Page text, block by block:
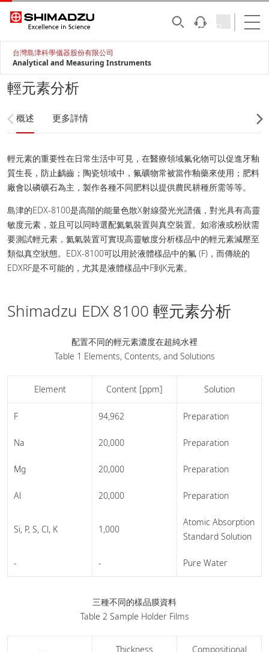
台灣島津科學儀器股份有限公司
Analytical and Measuring Instruments
輕元素分析
概述 更多詳情
輕元素的重要性在日常生活中可見，在醫療領域氟化物可以促進牙釉
質生長，防止齲齒；陶瓷領域中，氟礦物常被當作釉藥來使用；肥料
廠會以磷礦石為主，製作各種不同肥料以提供農民耕種所需等等。
島津的EDX-8100是高階的能量色散X射線螢光光譜儀，對光具有高靈
敏度元素，並且可以同時選配氦氣裝置與真空裝置。如溶液或粉狀需
要測試輕元素，氦氣裝置可實現高靈敏度分析樣品中的輕元素減壓至
類似真空狀態。EDX-8100可以用於液體樣品中的氟 (F)，而傳統的
EDXRF是不可能的，尤其是液體樣品中F到K元素。
Shimadzu EDX 8100 輕元素分析
配置不同的輕元素濃度在超純水裡
Table 1 Elements, Contents, and Solutions
Element Content [ppm] Solution
F 94,962 Preparation
Na 20,000 Preparation
Mg 20,000 Preparation
Al 20,000 Preparation
Si, P, S, Cl, K 1,000
Atomic Absorption
Standard Solution
- - Pure Water
三種不同的樣品膜資料
Table 2 Sample Holder Films
Thickness
Compositional